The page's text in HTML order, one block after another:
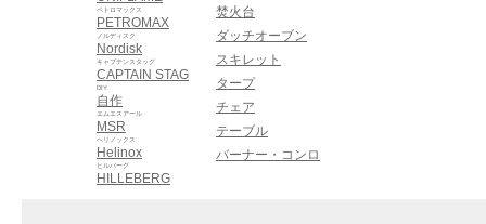
PETROMAX
ペトロマックス
Nordisk
ノルディスク
CAPTAIN STAG
キャプテンスタッグ
自作
DIY
MSR
エムエスアール
Helinox
ヘリノックス
HILLEBERG
ヒルバーグ
焚火台
ダッチオーブン
スキレット
タープ
チェア
テーブル
バーナー・コンロ